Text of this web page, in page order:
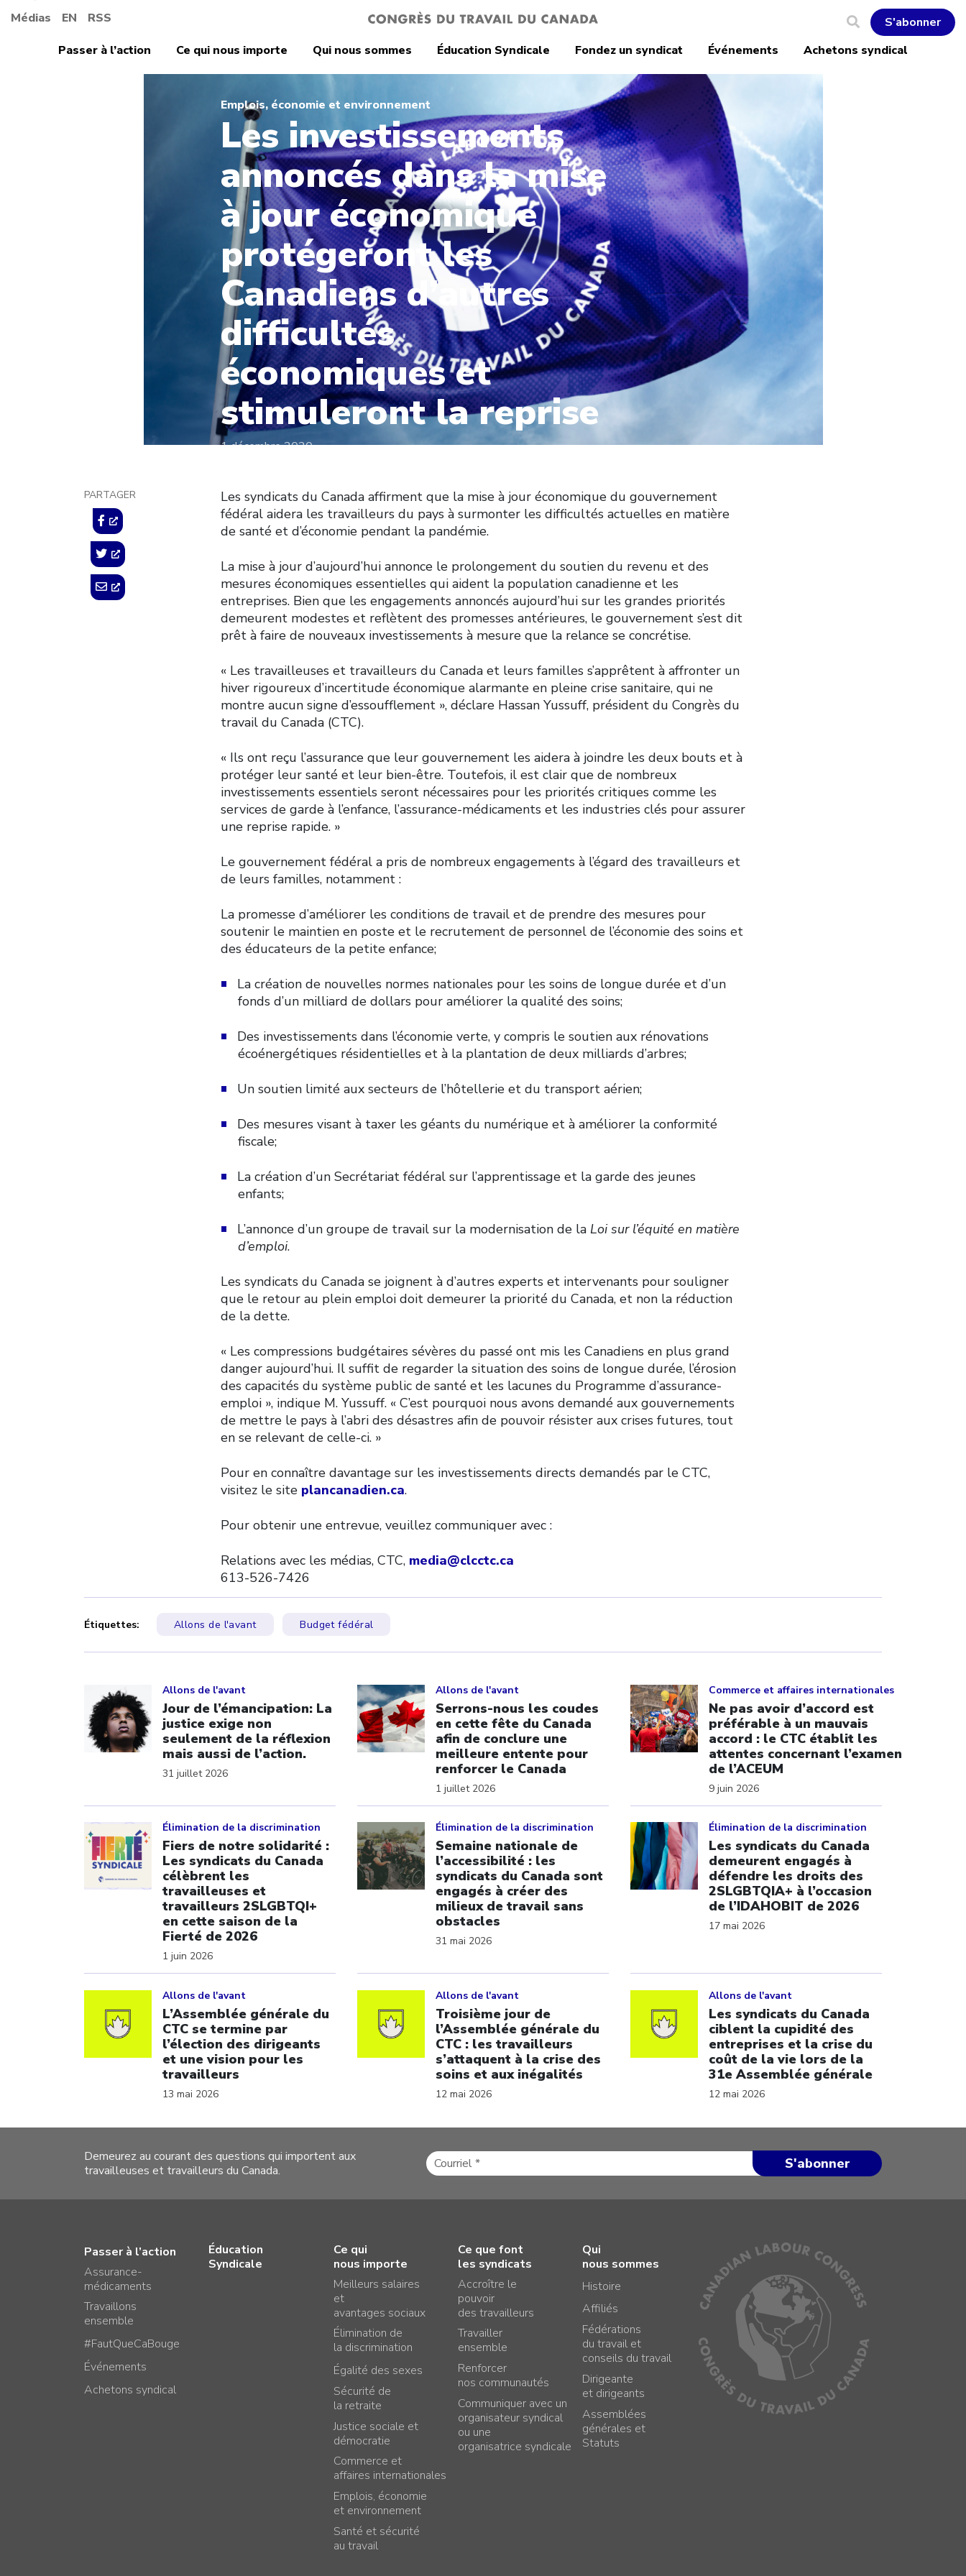
Médias EN RSS
S'abonner
Passer à l’action
Ce qui nous importe Qui nous sommes Éducation Syndicale Fondez un syndicat Événements Achetons syndical
Emplois, économie et environnement
Les investissements
annoncés dans la mise
à jour économique
protégeront les
Canadiens d’autres
difficultés
économiques et
stimuleront la reprise
1 décembre 2020
PARTAGER
Les syndicats du Canada affirment que la mise à jour économique du gouvernement
fédéral aidera les travailleurs du pays à surmonter les difficultés actuelles en matière
de santé et d’économie pendant la pandémie.
La mise à jour d’aujourd’hui annonce le prolongement du soutien du revenu et des
mesures économiques essentielles qui aident la population canadienne et les
entreprises. Bien que les engagements annoncés aujourd’hui sur les grandes priorités
demeurent modestes et reflètent des promesses antérieures, le gouvernement s’est dit
prêt à faire de nouveaux investissements à mesure que la relance se concrétise.
« Les travailleuses et travailleurs du Canada et leurs familles s’apprêtent à affronter un
hiver rigoureux d’incertitude économique alarmante en pleine crise sanitaire, qui ne
montre aucun signe d’essoufflement », déclare Hassan Yussuff, président du Congrès du
travail du Canada (CTC).
« Ils ont reçu l’assurance que leur gouvernement les aidera à joindre les deux bouts et à
protéger leur santé et leur bien-être. Toutefois, il est clair que de nombreux
investissements essentiels seront nécessaires pour les priorités critiques comme les
services de garde à l’enfance, l’assurance-médicaments et les industries clés pour assurer
une reprise rapide. »
Le gouvernement fédéral a pris de nombreux engagements à l’égard des travailleurs et
de leurs familles, notamment :
La promesse d’améliorer les conditions de travail et de prendre des mesures pour
soutenir le maintien en poste et le recrutement de personnel de l’économie des soins et
des éducateurs de la petite enfance;
La création de nouvelles normes nationales pour les soins de longue durée et d’un
fonds d’un milliard de dollars pour améliorer la qualité des soins;
Des investissements dans l’économie verte, y compris le soutien aux rénovations
écoénergétiques résidentielles et à la plantation de deux milliards d’arbres;
Un soutien limité aux secteurs de l’hôtellerie et du transport aérien;
Des mesures visant à taxer les géants du numérique et à améliorer la conformité
fiscale;
La création d’un Secrétariat fédéral sur l’apprentissage et la garde des jeunes
enfants;
L’annonce d’un groupe de travail sur la modernisation de la Loi sur l’équité en matière
d’emploi.
Les syndicats du Canada se joignent à d’autres experts et intervenants pour souligner
que le retour au plein emploi doit demeurer la priorité du Canada, et non la réduction
de la dette.
« Les compressions budgétaires sévères du passé ont mis les Canadiens en plus grand
danger aujourd’hui. Il suffit de regarder la situation des soins de longue durée, l’érosion
des capacités du système public de santé et les lacunes du Programme d’assurance-
emploi », indique M. Yussuff. « C’est pourquoi nous avons demandé aux gouvernements
de mettre le pays à l’abri des désastres afin de pouvoir résister aux crises futures, tout
en se relevant de celle-ci. »
Pour en connaître davantage sur les investissements directs demandés par le CTC,
visitez le site plancanadien.ca.
Pour obtenir une entrevue, veuillez communiquer avec :
Relations avec les médias, CTC, media@clcctc.ca
613-526-7426
Étiquettes: Allons de l'avant Budget fédéral
Allons de l'avant
Jour de l’émancipation: La
justice exige non
seulement de la réflexion
mais aussi de l’action.
31 juillet 2026
Allons de l'avant
Serrons-nous les coudes
en cette fête du Canada
afin de conclure une
meilleure entente pour
renforcer le Canada
1 juillet 2026
Commerce et affaires internationales
Ne pas avoir d’accord est
préférable à un mauvais
accord : le CTC établit les
attentes concernant l’examen
de l’ACEUM
9 juin 2026
Élimination de la discrimination
Fiers de notre solidarité :
Les syndicats du Canada
célèbrent les
travailleuses et
travailleurs 2SLGBTQI+
en cette saison de la
Fierté de 2026
1 juin 2026
Élimination de la discrimination
Semaine nationale de
l’accessibilité : les
syndicats du Canada sont
engagés à créer des
milieux de travail sans
obstacles
31 mai 2026
Élimination de la discrimination
Les syndicats du Canada
demeurent engagés à
défendre les droits des
2SLGBTQIA+ à l’occasion
de l’IDAHOBIT de 2026
17 mai 2026
Allons de l'avant
L’Assemblée générale du
CTC se termine par
l’élection des dirigeants
et une vision pour les
travailleurs
13 mai 2026
Allons de l'avant
Troisième jour de
l’Assemblée générale du
CTC : les travailleurs
s’attaquent à la crise des
soins et aux inégalités
12 mai 2026
Allons de l'avant
Les syndicats du Canada
ciblent la cupidité des
entreprises et la crise du
coût de la vie lors de la
31e Assemblée générale
12 mai 2026
Demeurez au courant des questions qui importent aux
travailleuses et travailleurs du Canada.
Passer à l’action
Assurance-
médicaments
Travaillons
ensemble
#FautQueCaBouge
Événements
Achetons syndical
Éducation
Syndicale
Ce qui
nous importe
Meilleurs salaires
et
avantages sociaux
Élimination de
la discrimination
Égalité des sexes
Sécurité de
la retraite
Justice sociale et
démocratie
Commerce et
affaires internationales
Emplois, économie
et environnement
Santé et sécurité
au travail
Ce que font
les syndicats
Accroître le
pouvoir
des travailleurs
Travailler
ensemble
Renforcer
nos communautés
Communiquer avec un
organisateur syndical
ou une
organisatrice syndicale
Qui
nous sommes
Histoire
Affiliés
Fédérations
du travail et
conseils du travail
Dirigeante
et dirigeants
Assemblées
générales et
Statuts